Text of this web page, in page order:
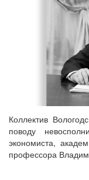
Коллектив
поводу
экономиста,
профессора